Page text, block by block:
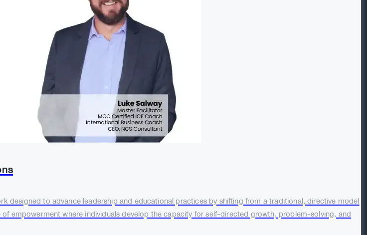
to advance leadership and educational practices by shifting from a traditional, directive model
empowerment where individuals develop the capacity for self-directed growth, problem-solving, and